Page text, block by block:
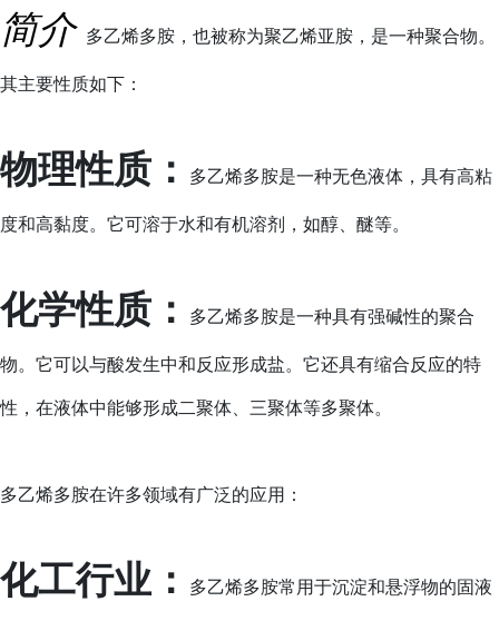
简介 多乙烯多胺，也被称为聚乙烯亚胺，是一种聚合物。
其主要性质如下：
物理性质：
多乙烯多胺是一种无色液体，具有高粘
度和高黏度。它可溶于水和有机溶剂，如醇、醚等。
化学性质：
多乙烯多胺是一种具有强碱性的聚合
物。它可以与酸发生中和反应形成盐。它还具有缩合反应的特
性，在液体中能够形成二聚体、三聚体等多聚体。
多乙烯多胺在许多领域有广泛的应用：
化工行业：
多乙烯多胺常用于沉淀和悬浮物的固液